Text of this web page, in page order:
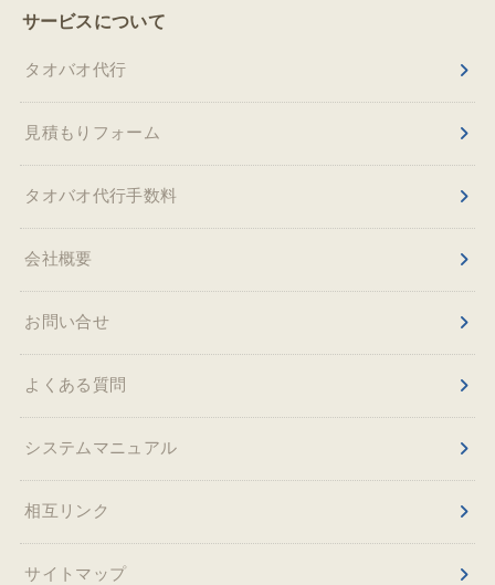
サービスについて
タオバオ代行
見積もりフォーム
タオバオ代行手数料
会社概要
お問い合せ
よくある質問
システムマニュアル
相互リンク
サイトマップ